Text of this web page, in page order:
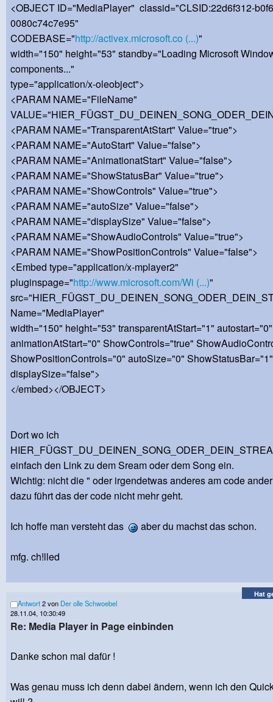
<OBJECT ID="MediaPlayer" classid="CLSID:22d6f312-
0080c74c7e95"
CODEBASE="http://activex.microsoft.co (...)"
width="150" height="53" standby="Loading Microsoft
components..."
type="application/x-oleobject">
<PARAM NAME="FileName"
<PARAM NAME="TransparentAtStart" Value="true">
<PARAM NAME="AutoStart" Value="false">
<PARAM NAME="AnimationatStart" Value="false">
<PARAM NAME="ShowStatusBar" Value="true">
<PARAM NAME="ShowControls" Value="true">
<PARAM NAME="autoSize" Value="false">
<PARAM NAME="displaySize" Value="false">
<PARAM NAME="ShowAudioControls" Value="true">
<PARAM NAME="ShowPositionControls" Value="false">
<Embed type="application/x-mplayer2"
pluginspage="http://www.microsoft.com/Wi (...)"
Name="MediaPlayer"
width="150" height="53" transparentAtStart="1" autostart="0"
animationAtStart="0" ShowControls="true"
ShowPositionControls="0" autoSize="0" ShowStatusBar="1"
displaySize="false">
</embed></OBJECT>
Dort wo ich
einfach den Link zu dem Sream oder dem Song ein.
Wichtig: nicht die " oder irgendetwas anderes am code
dazu führt das der code nicht mehr geht.
Ich hoffe man versteht das aber du machst das schon.
mfg. ch!lled
Hat
Antwort2 von Der olle Schwoebel
28.11.04, 10:30:49
Re: Media Player in Page einbinden
Danke schon mal dafür !
Was genau muss ich denn dabei ändern, wenn ich den